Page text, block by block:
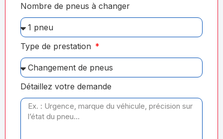
Nombre de pneus à changer
Type de prestation
Détaillez votre demande